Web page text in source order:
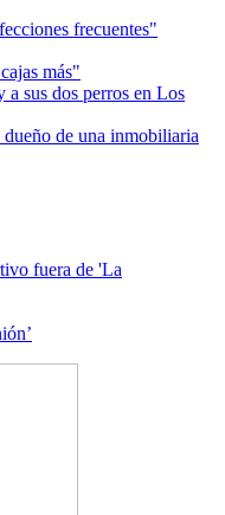
frecuentes"
más"
a sus dos perros en Los
de una inmobiliaria
fuera de 'La